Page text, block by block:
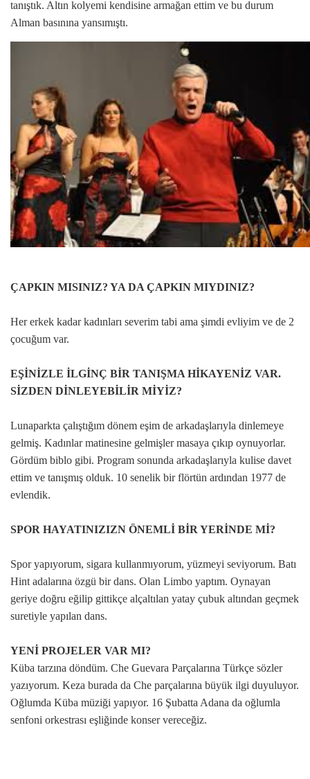
tanıştık. Altın kolyemi kendisine armağan ettim ve bu durum
Alman basınına yansımıştı.
ÇAPKIN MISINIZ? YA DA ÇAPKIN MIYDINIZ?
Her erkek kadar kadınları severim tabi ama şimdi evliyim ve de 2
çocuğum var.
EŞİNİZLE İLGİNÇ BİR TANIŞMA HİKAYENİZ VAR.
SİZDEN DİNLEYEBİLİR MİYİZ?
Lunaparkta çalıştığım dönem eşim de arkadaşlarıyla dinlemeye
gelmiş. Kadınlar matinesine gelmişler masaya çıkıp oynuyorlar.
Gördüm biblo gibi. Program sonunda arkadaşlarıyla kulise davet
ettim ve tanışmış olduk. 10 senelik bir flörtün ardından 1977 de
evlendik.
SPOR HAYATINIZIZN ÖNEMLİ BİR YERİNDE Mİ?
Spor yapıyorum, sigara kullanmıyorum, yüzmeyi seviyorum. Batı
Hint adalarına özgü bir dans. Olan Limbo yaptım. Oynayan
geriye doğru eğilip gittikçe alçaltılan yatay çubuk altından geçmek
suretiyle yapılan dans.
YENİ PROJELER VAR MI?
Küba tarzına döndüm. Che Guevara Parçalarına Türkçe sözler
yazıyorum. Keza burada da Che parçalarına büyük ilgi duyuluyor.
Oğlumda Küba müziği yapıyor. 16 Şubatta Adana da oğlumla
senfoni orkestrası eşliğinde konser vereceğiz.